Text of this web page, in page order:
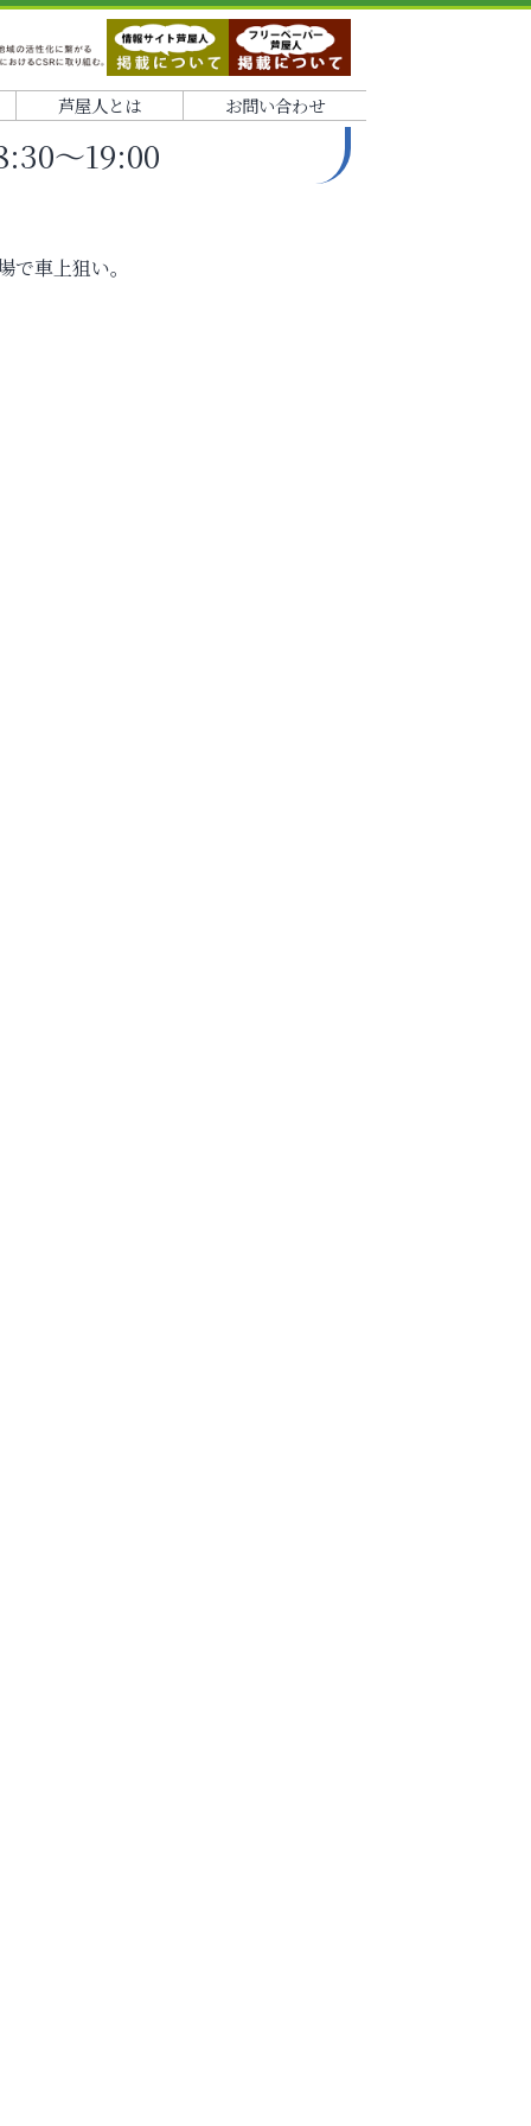
芦屋人とは お問い合わせ
～19:00
車上狙い。